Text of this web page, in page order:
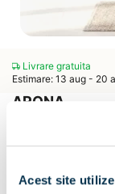
Acest site
Livrare gratuita
Estimare: 13 aug - 20
ARONA
(0)